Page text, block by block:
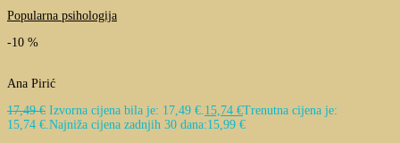
Popularna psihologija
-10 %
Ana Pirić
17,49€ Izvorna cijena bila je: 17,49 €. 15,74 €Trenutna cijena je:
15,74 €. Najniža cijena zadnjih 30 dana:15,99 €